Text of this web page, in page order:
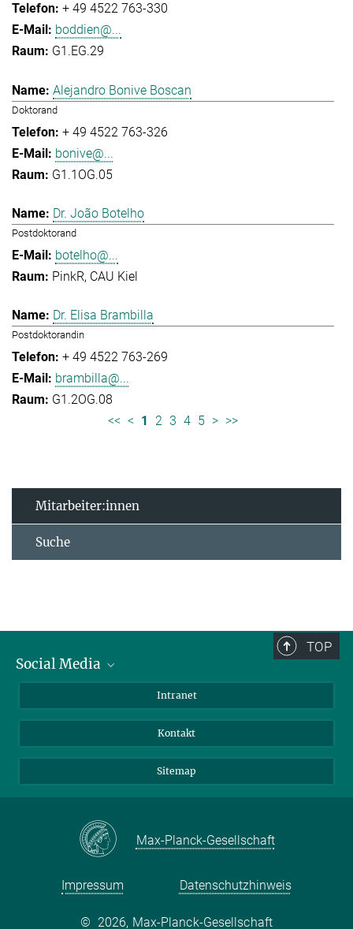
+ 49 4522 763-330
boddien@...
G1.EG.29
Alejandro Bonive Boscan
Doktorand
+ 49 4522 763-326
bonive@...
G1.1OG.05
Dr. João Botelho
Postdoktorand
botelho@...
PinkR, CAU Kiel
Dr. Elisa Brambilla
Postdoktorandin
+ 49 4522 763-269
brambilla@...
G1.2OG.08
<< < 1 2 3 4 5 > >>
Mitarbeiter:innen
Suche
TOP
Social Media
LinkedIn
Intranet
Kontakt
Sitemap
Max-Planck-Gesellschaft
Impressum Datenschutzhinweis
© 2026, Max-Planck-Gesellschaft